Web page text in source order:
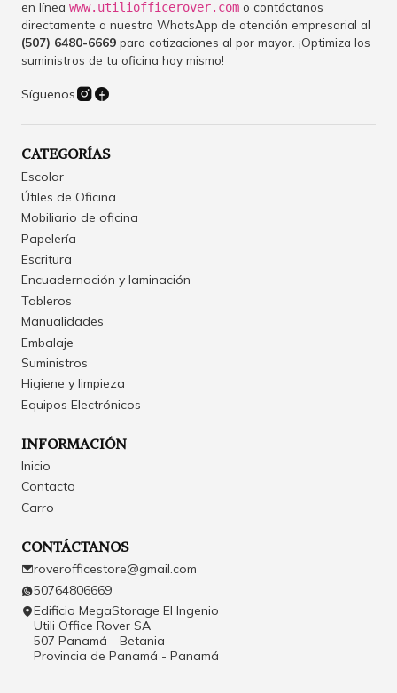
en línea www.utiliofficerover.com o contáctanos
directamente a nuestro WhatsApp de atención empresarial al
(507) 6480-6669 para cotizaciones al por mayor. ¡Optimiza los
suministros de tu oficina hoy mismo!
Síguenos
CATEGORÍAS
Escolar
Útiles de Oficina
Mobiliario de oficina
Papelería
Escritura
Encuadernación y laminación
Tableros
Manualidades
Embalaje
Suministros
Higiene y limpieza
Equipos Electrónicos
INFORMACIÓN
Inicio
Contacto
Carro
CONTÁCTANOS
roverofficestore@gmail.com
50764806669
Edificio MegaStorage El Ingenio
Utili Office Rover SA
507 Panamá - Betania
Provincia de Panamá - Panamá